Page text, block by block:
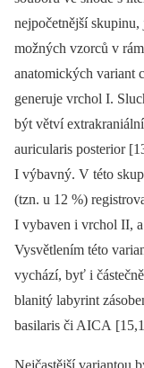
nejpočetnější
možných vzorců v
anatomických variant
generuje vrchol I.
být větví
auricularis posterior
I výbavný. V této
(tzn. u 12 %)
I vybaven i vrchol II, a
Vysvětlením této
vychází, byť i
blanitý labyrint
basilaris či AICA
Nejčastější variantou